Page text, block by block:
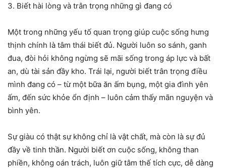
3. Biết hài lòng và trân trọng những gì đang có
Một trong những yếu tố quan trọng giúp cuộc sống hưng
thịnh chính là tâm thái biết đủ. Người luôn so sánh, ganh
đua, đòi hỏi không ngừng sẽ mãi sống trong áp lực và bất
an, dù tài sản đầy kho. Trái lại, người biết trân trọng điều
mình đang có – từ một bữa ăn ấm bụng, một gia đình yên
ấm, đến sức khỏe ổn định – luôn cảm thấy mãn nguyện và
bình yên.
Sự giàu có thật sự không chỉ là vật chất, mà còn là sự đủ
đầy về tinh thần. Người biết ơn cuộc sống, không than
phiền, không oán trách, luôn giữ tâm thế tích cực, dễ dàng